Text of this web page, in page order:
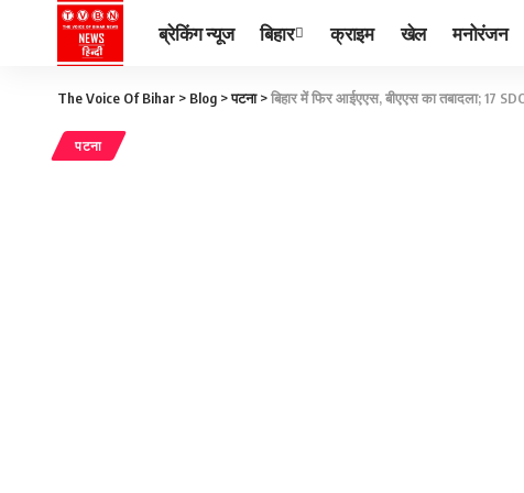
ब्रेकिंग न्यूज बिहार क्राइम खेल मनोरंजन
The Voice Of Bihar > Blog >पटना>बिहार में फिर आईएएस, बीएएस का तबादला; 17
पटना